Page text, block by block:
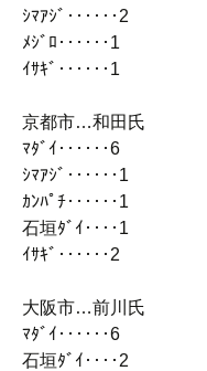
ｼﾏｱｼﾞ‥‥‥2
ﾒｼﾞﾛ‥‥‥1
ｲｻｷﾞ‥‥‥1
京都市…和田氏
ﾏﾀﾞｲ‥‥‥6
ｼﾏｱｼﾞ‥‥‥1
ｶﾝﾊﾟﾁ‥‥‥1
石垣ﾀﾞｲ‥‥1
ｲｻｷﾞ‥‥‥2
大阪市…前川氏
ﾏﾀﾞｲ‥‥‥6
石垣ﾀﾞｲ‥‥2